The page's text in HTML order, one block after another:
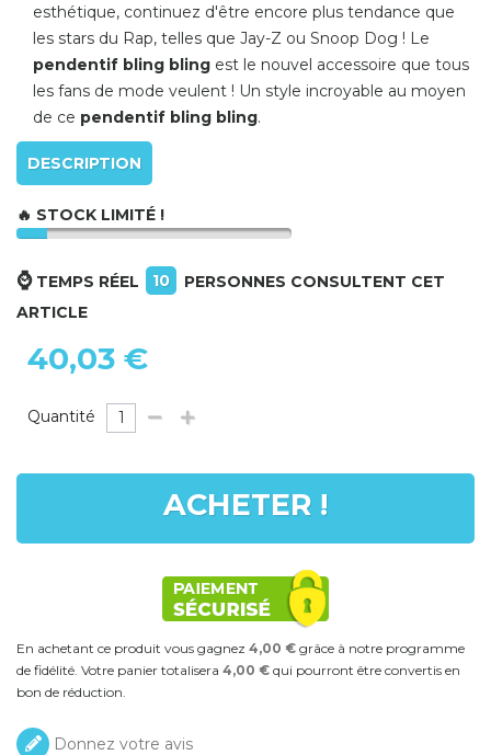
esthétique, continuez d'être encore plus tendance que
les stars du Rap, telles que Jay-Z ou Snoop Dog ! Le
pendentif bling bling est le nouvel accessoire que tous
les fans de mode veulent ! Un style incroyable au moyen
de ce pendentif bling bling.
DESCRIPTION
🔥 STOCK LIMITÉ !
⌚TEMPS RÉEL 10
PERSONNES CONSULTENT CET
ARTICLE
40,03 €
Quantité
ACHETER !
En achetant ce produit vous gagnez 4,00 € grâce à notre programme
de fidélité. Votre panier totalisera 4,00 € qui pourront être convertis en
bon de réduction.
Donnez votre avis